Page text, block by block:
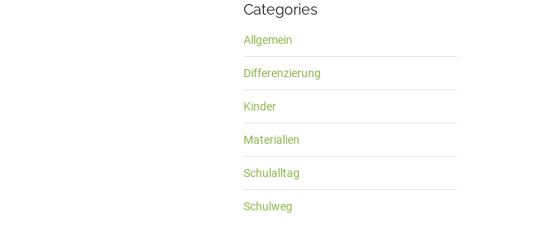
Categories
Allgemein
Differenzierung
Kinder
Materialien
Schulalltag
Schulweg